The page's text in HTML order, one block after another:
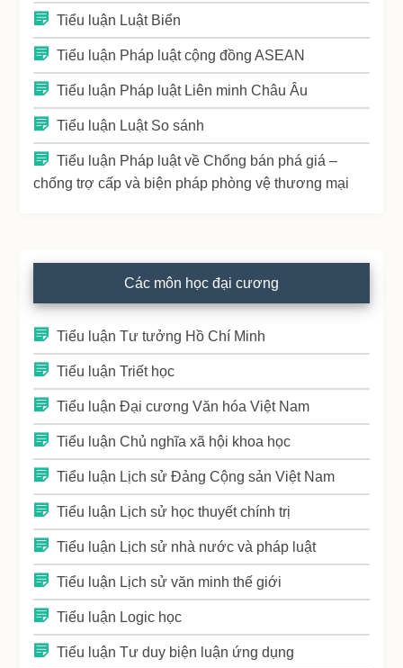
Tiểu luận Luật Biển
Tiểu luận Pháp luật cộng đồng ASEAN
Tiểu luận Pháp luật Liên minh Châu Âu
Tiểu luận Luật So sánh
Tiểu luận Pháp luật về Chống bán phá giá –
chống trợ cấp và biện pháp phòng vệ thương mại
Các môn học đại cương
Tiểu luận Tư tưởng Hồ Chí Minh
Tiểu luận Triết học
Tiểu luận Đại cương Văn hóa Việt Nam
Tiểu luận Chủ nghĩa xã hội khoa học
Tiểu luận Lịch sử Đảng Cộng sản Việt Nam
Tiểu luận Lịch sử học thuyết chính trị
Tiểu luận Lịch sử nhà nước và pháp luật
Tiểu luận Lịch sử văn minh thế giới
Tiểu luận Logic học
Tiểu luận Tư duy biện luận ứng dụng